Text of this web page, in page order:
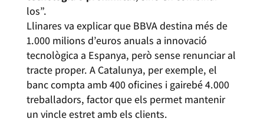
los”.
Llinares va explicar que BBVA destina més de
1.000 milions d’euros anuals a innovació
tecnològica a Espanya, però sense renunciar al
tracte proper. A Catalunya, per exemple, el
banc compta amb 400 oficines i gairebé 4.000
treballadors, factor que els permet mantenir
un vincle estret amb els clients.